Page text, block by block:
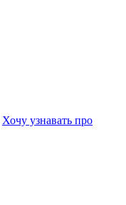
Хочу узнавать про